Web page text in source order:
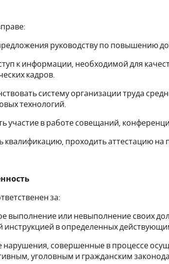
руководству по повышению
к информации, необходимой для
кадров.
систему организации труда
технологий.
участие в работе совещаний,
квалификацию, проходить аттестацию на
за:
выполнение или невыполнение своих
инструкцией в определенных
нарушения, совершенные в процессе
уголовным и гражданским